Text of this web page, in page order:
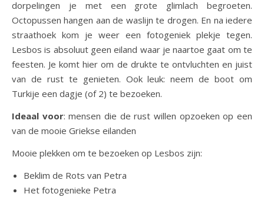
dorpelingen je met een grote glimlach begroeten.
Octopussen hangen aan de waslijn te drogen. En na iedere
straathoek kom je weer een fotogeniek plekje tegen.
Lesbos is absoluut geen eiland waar je naartoe gaat om te
feesten. Je komt hier om de drukte te ontvluchten en juist
van de rust te genieten. Ook leuk: neem de boot om
Turkije een dagje (of 2) te bezoeken.
Ideaal voor: mensen die de rust willen opzoeken op een
van de mooie Griekse eilanden
Mooie plekken om te bezoeken op Lesbos zijn:
Beklim de Rots van Petra
Het fotogenieke Petra